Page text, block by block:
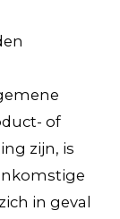
of
zijn, is
in geval